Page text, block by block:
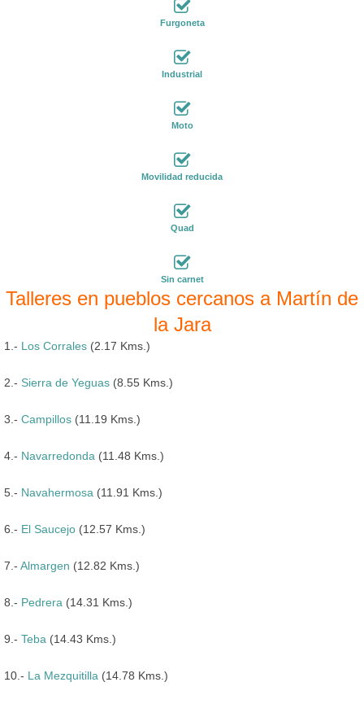
Furgoneta
Industrial
Moto
Movilidad reducida
Quad
Sin carnet
Talleres en pueblos cercanos a Martín de
la Jara
1.- Los Corrales (2.17 Kms.)
2.- Sierra de Yeguas (8.55 Kms.)
3.- Campillos (11.19 Kms.)
4.- Navarredonda (11.48 Kms.)
5.- Navahermosa (11.91 Kms.)
6.- El Saucejo (12.57 Kms.)
7.- Almargen (12.82 Kms.)
8.- Pedrera (14.31 Kms.)
9.- Teba (14.43 Kms.)
10.- La Mezquitilla (14.78 Kms.)